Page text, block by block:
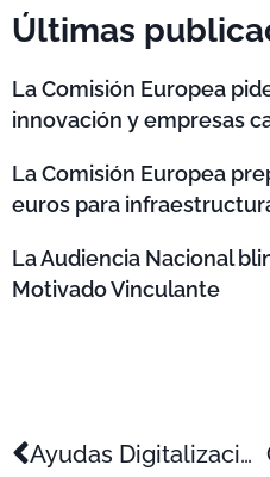
Últimas
La Comisión Europea
innovación y empresas
La Comisión Europea
euros para
La Audiencia Nacional
Motivado Vinculante
Ayudas Digitalización para pymes de la Comunidad Valenciana